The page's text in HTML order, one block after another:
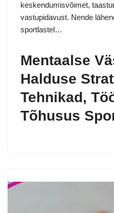
keskendumisvõimet,
vastupidavust. Nende
sportlastel…
Mentaalse
Halduse
Tehnikad,
Tõhusus